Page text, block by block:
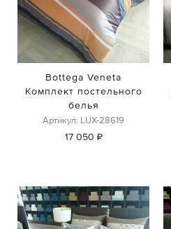
Bottega Veneta
Комплект постельного
белья
Артикул: LUX-28619
17 050 ₽